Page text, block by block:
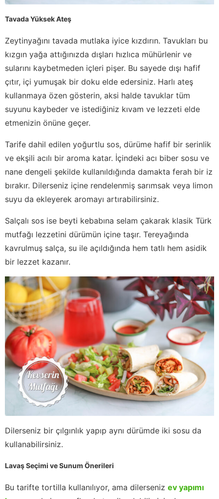
Tavada Yüksek Ateş
Zeytinyağını tavada mutlaka iyice kızdırın. Tavukları bu
kızgın yağa attığınızda dışları hızlıca mühürlenir ve
sularını kaybetmeden içleri pişer. Bu sayede dışı hafif
çıtır, içi yumuşak bir doku elde edersiniz. Harlı ateş
kullanmaya özen gösterin, aksi halde tavuklar tüm
suyunu kaybeder ve istediğiniz kıvam ve lezzeti elde
etmenizin önüne geçer.
Tarife dahil edilen yoğurtlu sos, dürüme hafif bir serinlik
ve ekşili acılı bir aroma katar. İçindeki acı biber sosu ve
nane dengeli şekilde kullanıldığında damakta ferah bir iz
bırakır. Dilerseniz içine rendelenmiş sarımsak veya limon
suyu da ekleyerek aromayı artırabilirsiniz.
Salçalı sos ise beyti kebabına selam çakarak klasik Türk
mutfağı lezzetini dürümün içine taşır. Tereyağında
kavrulmuş salça, su ile açıldığında hem tatlı hem asidik
bir lezzet kazanır.
Dilerseniz bir çılgınlık yapıp aynı dürümde iki sosu da
kullanabilirsiniz.
Lavaş Seçimi ve Sunum Önerileri
Bu tarifte tortilla kullanılıyor, ama dilerseniz ev yapımı